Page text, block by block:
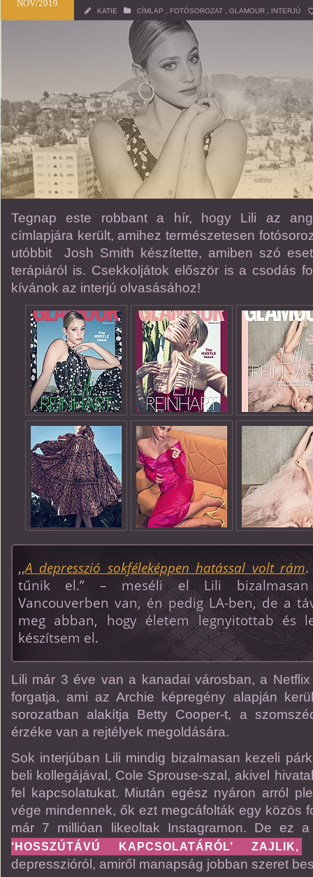
NOV/2019
KATIE CÍMLAP FOTÓSOROZAT GLAMOUR INTERJÚ
Tegnap este robbant a hír, hogy Lili az
címlapjára került, amihez természetesen
utóbbit Josh Smith készítette, amiben szó
terápiáról is. Csekkoljátok először is a csodás
kívánok az interjú olvasásához!
,,A depresszió sokféleképpen hatással volt rám
tűnik el.” – meséli el Lili bizalmasan
Vancouverben van, én pedig LA-ben, de a
meg abban, hogy életem legnyitottab és
készítsem el.
Lili már 3 éve van a kanadai városban, a
forgatja, ami az Archie képregény alapján
sorozatban alakítja Betty Cooper-t, a
érzéke van a rejtélyek megoldására.
Sok interjúban Lili mindig bizalmasan kezeli
beli kollegájával, Cole Sprouse-szal, akivel
fel kapcsolatukat. Miután egész nyáron arról
vége mindennek, ők ezt megcáfolták egy közös
már 7 millióan likeoltak Instagramon. De ez
‘HOSSZÚTÁVÚ KAPCSOLATÁRÓL’ ZAJLIK,
depresszióról, amiről manapság jobban szeret